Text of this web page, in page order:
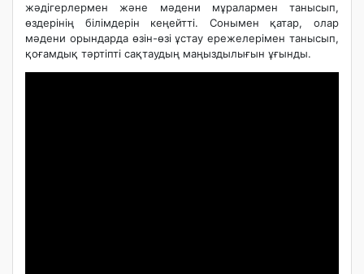
жәдігерлермен және мәдени мұралармен танысып,
өздерінің білімдерін кеңейтті. Сонымен қатар, олар
мәдени орындарда өзін-өзі ұстау ережелерімен танысып,
қоғамдық тәртіпті сақтаудың маңыздылығын ұғынды.